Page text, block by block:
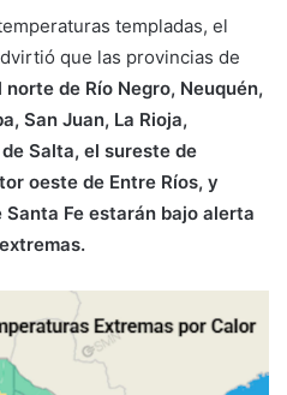
templadas, el
que las provincias de
de Río Negro, Neuquén,
San Juan, La Rioja,
Salta, el sureste de
oeste de Entre Ríos, y
Fe estarán bajo alerta